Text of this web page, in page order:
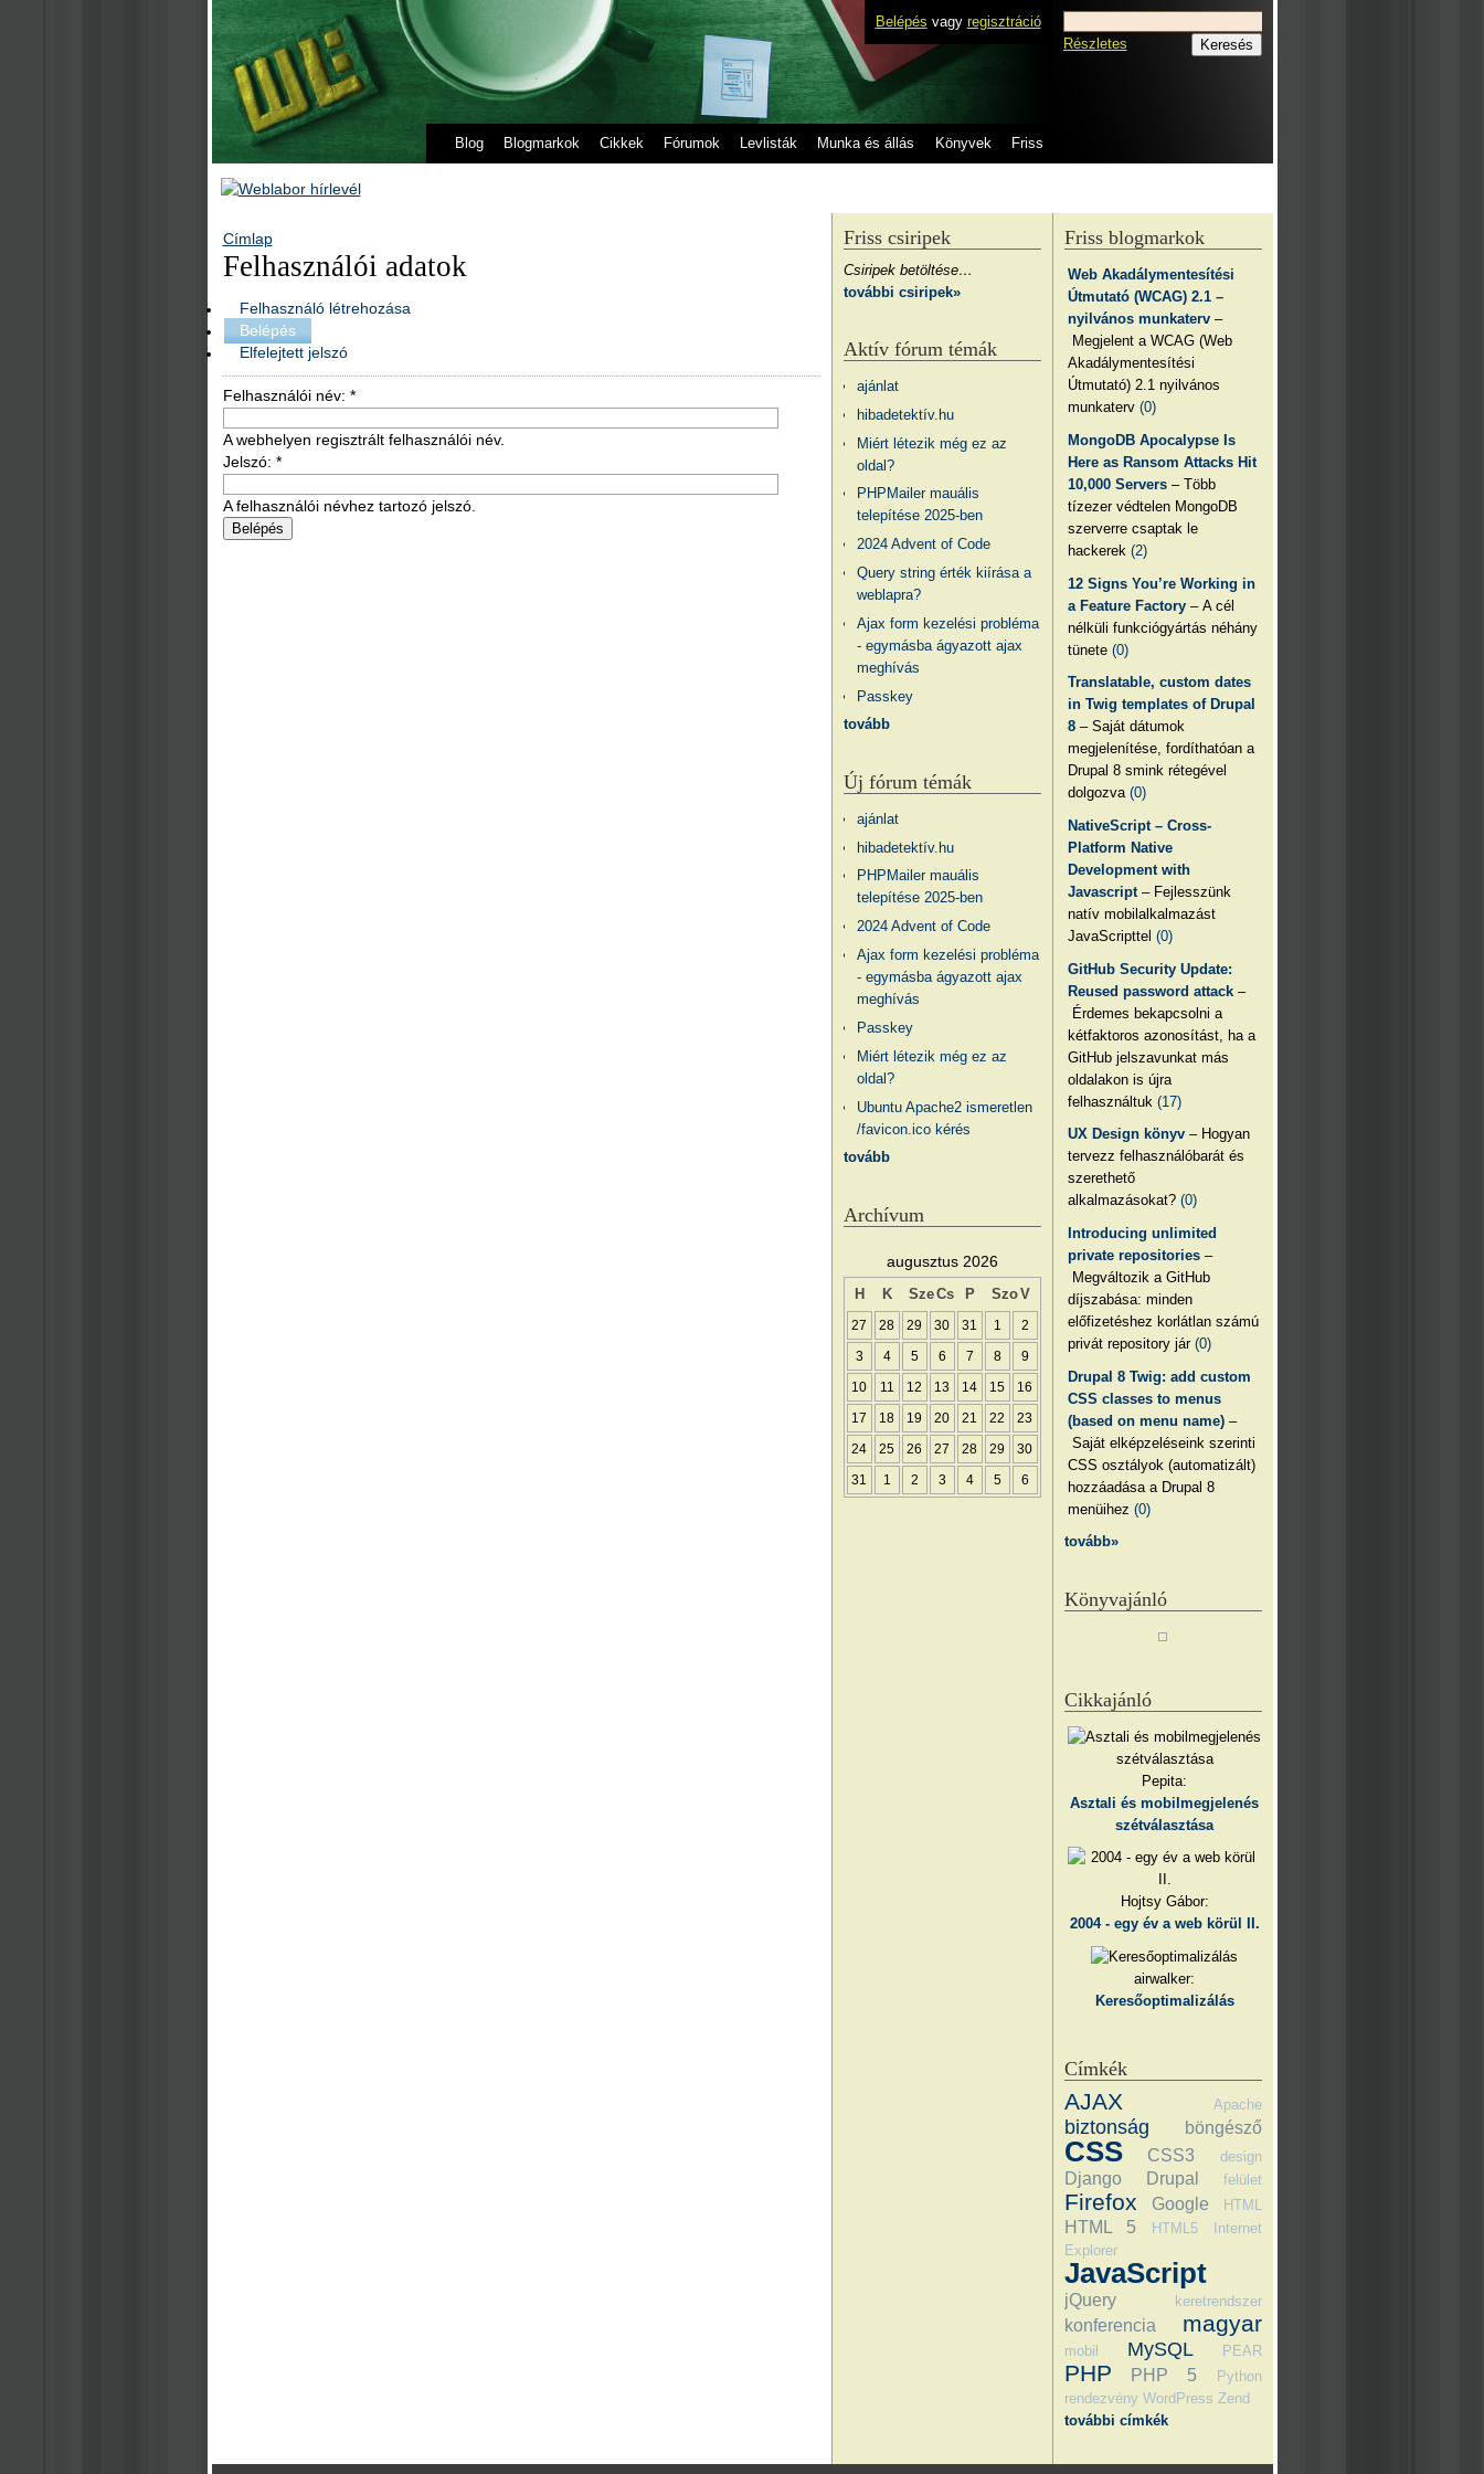
Belépés vagy regisztráció
Blog Blogmarkok Cikkek Fórumok Levlisták Munka és állás Könyvek Friss
Részletes
Címlap
Felhasználói adatok
Felhasználó létrehozása
Belépés
Elfelejtett jelszó
Felhasználói név: *
A webhelyen regisztrált felhasználói név.
Jelszó: *
A felhasználói névhez tartozó jelszó.
Friss blogmarkok
Web Akadálymentesítési
Útmutató (WCAG) 2.1 –
nyilvános munkaterv –
Megjelent a WCAG (Web
Akadálymentesítési
Útmutató) 2.1 nyilvános
munkaterv(0)
MongoDB Apocalypse Is
Here as Ransom Attacks Hit
10,000 Servers – Több
tízezer védtelen MongoDB
szerverre csaptak le
hackerek(2)
12 Signs You’re Working in
a Feature Factory – A cél
nélküli funkciógyártás néhány
tünete(0)
Translatable, custom dates
in Twig templates of Drupal
8 – Saját dátumok
megjelenítése, fordíthatóan a
Drupal 8 smink rétegével
dolgozva(0)
NativeScript – Cross-
Platform Native
Development with
Javascript – Fejlesszünk
natív mobilalkalmazást
JavaScripttel(0)
GitHub Security Update:
Reused password attack –
Érdemes bekapcsolni a
kétfaktoros azonosítást, ha a
GitHub jelszavunkat más
oldalakon is újra
felhasználtuk(17)
UX Design könyv – Hogyan
tervezz felhasználóbarát és
szerethető
alkalmazásokat?(0)
Introducing unlimited
private repositories –
Megváltozik a GitHub
díjszabása: minden
előfizetéshez korlátlan számú
privát repository jár(0)
Drupal 8 Twig: add custom
CSS classes to menus
(based on menu name) –
Saját elképzeléseink szerinti
CSS osztályok (automatizált)
hozzáadása a Drupal 8
menüihez(0)
tovább»
Könyvajánló
Cikkajánló
Pepita:
Asztali és mobilmegjelenés
szétválasztása
Hojtsy Gábor:
2004 - egy év a web körül II.
airwalker:
Keresőoptimalizálás
Címkék
AJAX Apache
biztonság böngésző
CSS CSS3 design
Django Drupal felület
Firefox Google HTML
HTML 5 HTML5
Internet
Explorer
JavaScript
jQuery keretrendszer
konferencia magyar
mobil MySQL PEAR
PHP PHP 5
Python
rendezvény WordPress Zend
további címkék
Friss csiripek
Csiripek betöltése…
további csiripek»
Aktív fórum témák
ajánlat
hibadetektív.hu
Miért létezik még ez az
oldal?
PHPMailer mauális
telepítése 2025-ben
2024 Advent of Code
Query string érték kiírása a
weblapra?
Ajax form kezelési probléma
- egymásba ágyazott ajax
meghívás
Passkey
tovább
Új fórum témák
ajánlat
hibadetektív.hu
PHPMailer mauális
telepítése 2025-ben
2024 Advent of Code
Ajax form kezelési probléma
- egymásba ágyazott ajax
meghívás
Passkey
Miért létezik még ez az
oldal?
Ubuntu Apache2 ismeretlen
/favicon.ico kérés
tovább
Archívum
augusztus 2026
H K SzeCs P SzoV
27 28 29 30 31 1 2
3 4 5 6 7 8 9
10 11 12 13 14 15 16
17 18 19 20 21 22 23
24 25 26 27 28 29 30
31 1 2 3 4 5 6